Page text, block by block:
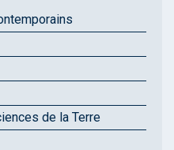
de la Terre